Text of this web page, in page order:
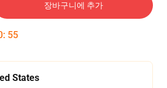
장바구니에 추가
: 54
States